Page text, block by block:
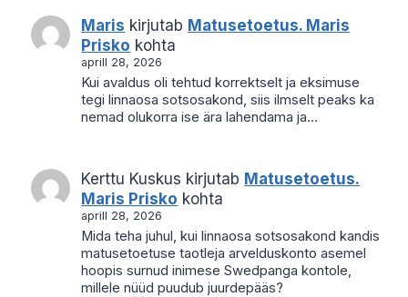
Maris kirjutab Matusetoetus. Maris
Prisko kohta
aprill 28, 2026
Kui avaldus oli tehtud korrektselt ja eksimuse
tegi linnaosa sotsosakond, siis ilmselt peaks ka
nemad olukorra ise ära lahendama ja…
Kerttu Kuskus kirjutab Matusetoetus.
Maris Prisko kohta
aprill 28, 2026
Mida teha juhul, kui linnaosa sotsosakond kandis
matusetoetuse taotleja arvelduskonto asemel
hoopis surnud inimese Swedpanga kontole,
millele nüüd puudub juurdepääs?